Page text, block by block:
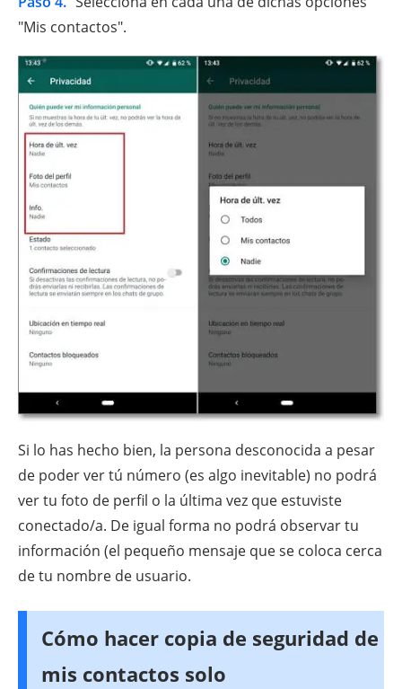
"Mis contactos".
Si lo has hecho bien, la persona desconocida a pesar
de poder ver tú número (es algo inevitable) no podrá
ver tu foto de perfil o la última vez que estuviste
conectado/a. De igual forma no podrá observar tu
información (el pequeño mensaje que se coloca cerca
de tu nombre de usuario.
Cómo hacer copia de seguridad de
mis contactos solo